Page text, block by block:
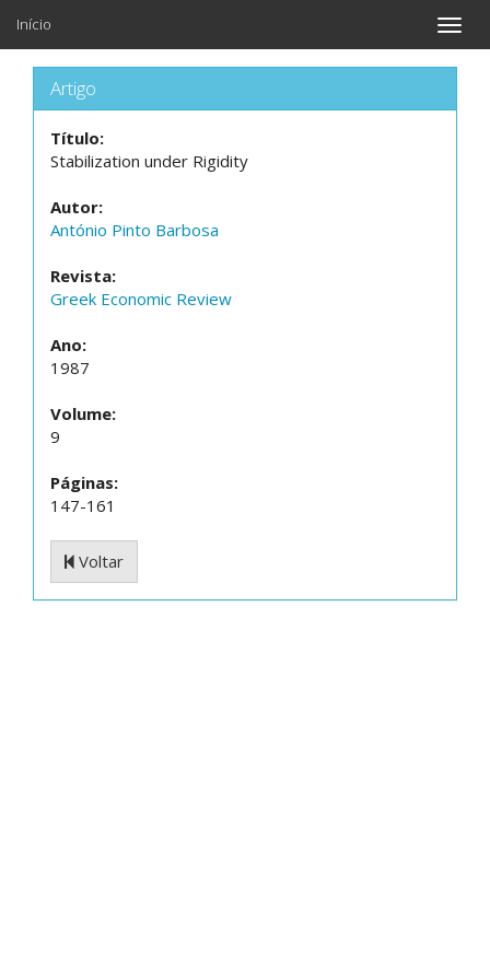
Toggle
Início
Artigo
Título:
Stabilization under Rigidity
Autor:
António Pinto Barbosa
Revista:
Greek Economic Review
Ano:
1987
Volume:
9
Páginas:
147-161
Voltar